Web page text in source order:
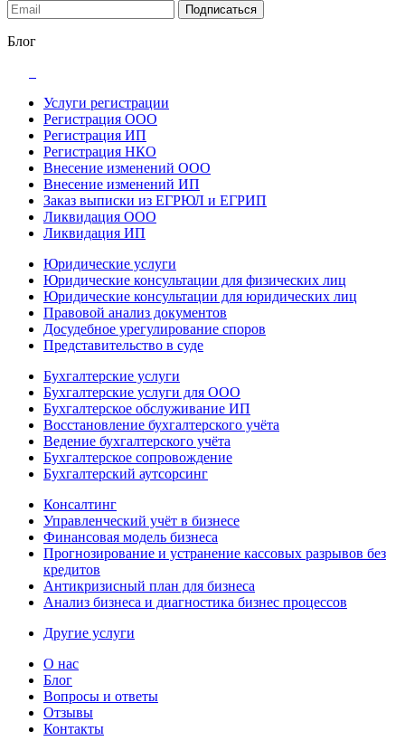
Подписаться
Блог
Услуги регистрации
Регистрация ООО
Регистрация ИП
Регистрация НКО
Внесение изменений ООО
Внесение изменений ИП
Заказ выписки из ЕГРЮЛ и ЕГРИП
Ликвидация ООО
Ликвидация ИП
Юридические услуги
Юридические консультации для физических лиц
Юридические консультации для юридических лиц
Правовой анализ документов
Досудебное урегулирование споров
Представительство в суде
Бухгалтерские услуги
Бухгалтерские услуги для ООО
Бухгалтерское обслуживание ИП
Восстановление бухгалтерского учёта
Ведение бухгалтерского учёта
Бухгалтерское сопровождение
Бухгалтерский аутсорсинг
Консалтинг
Управленческий учёт в бизнесе
Финансовая модель бизнеса
Прогнозирование и устранение кассовых разрывов без
кредитов
Антикризисный план для бизнеса
Анализ бизнеса и диагностика бизнес процессов
Другие услуги
О нас
Блог
Вопросы и ответы
Отзывы
Контакты